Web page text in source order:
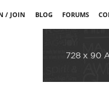
/ JOIN BLOG FORUMS